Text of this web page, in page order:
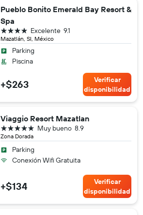
Pueblo Bonito Emerald Bay Resort &
Spa
Mazatlán, SI, México
9.1
Excelente
4 estrellas
Parking
Piscina
+$263
Verificar
disponibilidad
Viaggio Resort Mazatlan
Zona Dorada
8.9
Muy bueno
5 estrellas
Parking
Conexión Wifi Gratuita
+$134
Verificar
disponibilidad